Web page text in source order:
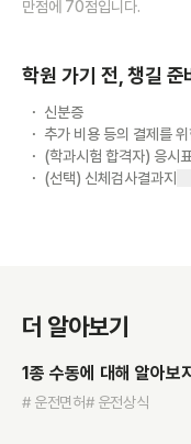
만점에 70점입니다.
학원 가기 전, 챙길 준
신분증
추가 비용 등의 결제를
(학과시험 합격자) 응시표
(선택) 신체검사결과지
더 알아보기
1종 수동에 대해 알아보
# 운전면허# 운전상식